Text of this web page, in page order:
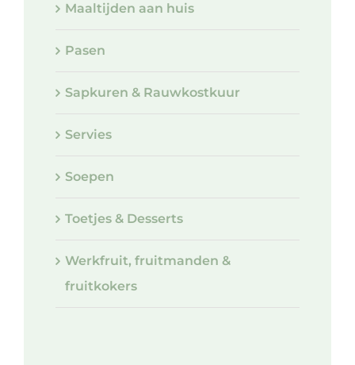
Maaltijden aan huis
Pasen
Sapkuren & Rauwkostkuur
Servies
Soepen
Toetjes & Desserts
Werkfruit, fruitmanden &
fruitkokers